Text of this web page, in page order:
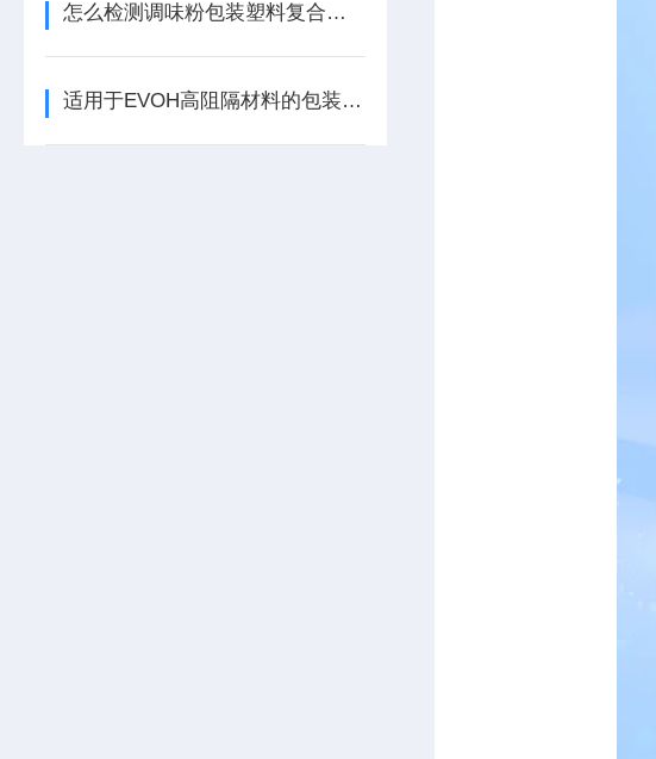
怎么检测调味粉包装塑料复合膜的防潮性能
适用于EVOH高阻隔材料的包装检测仪器-水蒸气透过率测试仪